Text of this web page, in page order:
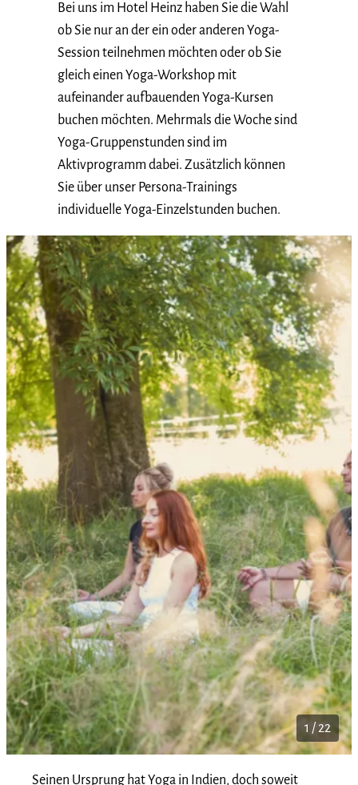
Bei uns im Hotel Heinz haben Sie die Wahl
ob Sie nur an der ein oder anderen Yoga-
Session teilnehmen möchten oder ob Sie
gleich einen Yoga-Workshop mit
aufeinander aufbauenden Yoga-Kursen
buchen möchten. Mehrmals die Woche sind
Yoga-Gruppenstunden sind im
Aktivprogramm dabei. Zusätzlich können
Sie über unser Persona-Trainings
individuelle Yoga-Einzelstunden buchen.
1 / 22
Seinen Ursprung hat Yoga in Indien, doch soweit